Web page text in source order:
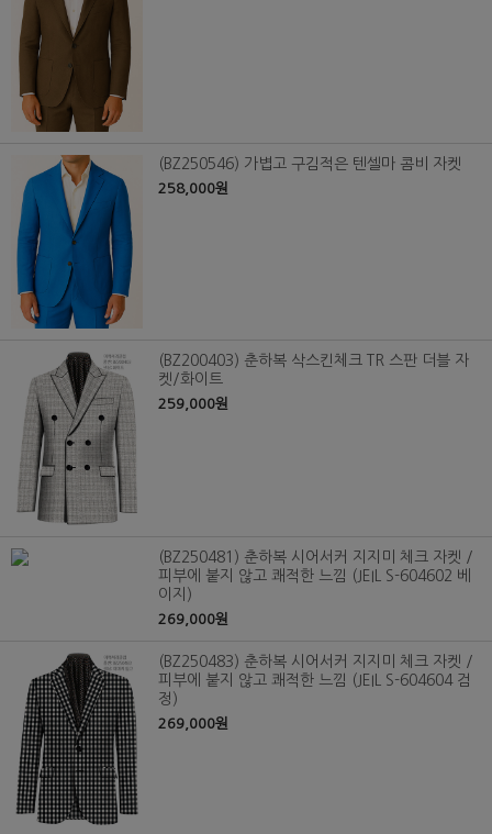
(BZ250546) 가볍고 구김적은 텐셀마 콤비 자켓
258,000원
(BZ200403) 춘하복 삭스킨체크 TR 스판 더블 자
켓/화이트
259,000원
(BZ250481) 춘하복 시어서커 지지미 체크 자켓 /
피부에 붙지 않고 쾌적한 느낌 (JEIL S-604602 베
이지)
269,000원
(BZ250483) 춘하복 시어서커 지지미 체크 자켓 /
피부에 붙지 않고 쾌적한 느낌 (JEIL S-604604 검
정)
269,000원